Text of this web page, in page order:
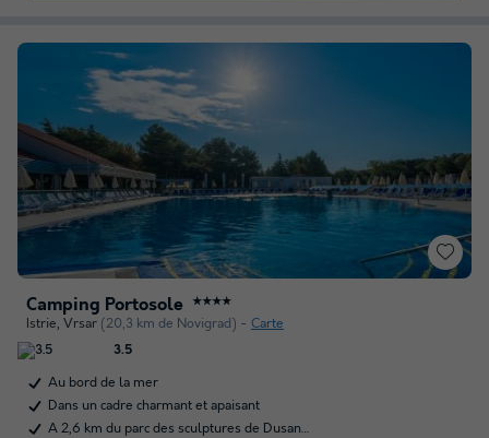
Camping Portosole ★★★★
Istrie, Vrsar (20,3 km de Novigrad) Carte
3.5
Au bord de la mer
Dans un cadre charmant et apaisant
A 2,6 km du parc des sculptures de Dusan…